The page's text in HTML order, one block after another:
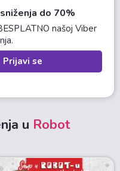
do 70%
našoj Viber
Prijavi se
u Robot